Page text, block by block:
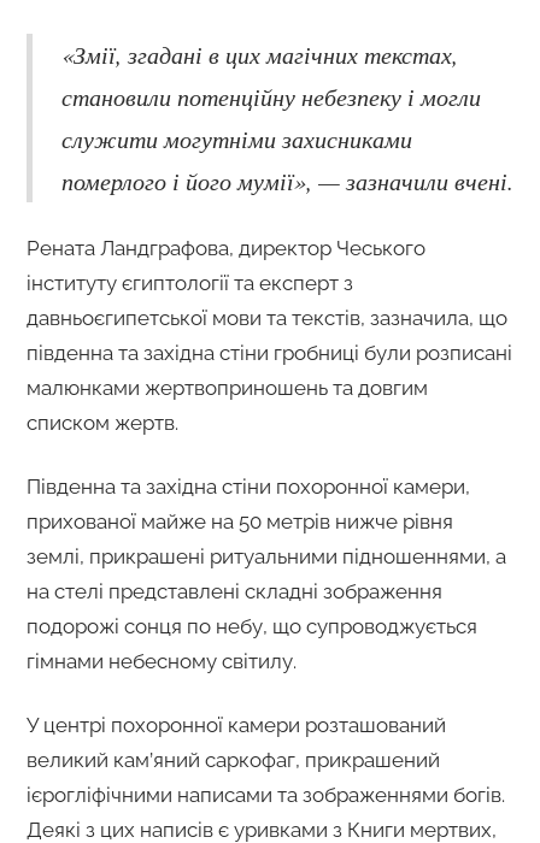
«Змії, згадані в цих магічних текстах,
становили потенційну небезпеку і могли
служити могутніми захисниками
померлого і його мумії», — зазначили вчені.
Рената Ландграфова, директор Чеського
інституту єгиптології та експерт з
давньоєгипетської мови та текстів, зазначила, що
південна та західна стіни гробниці були розписані
малюнками жертвоприношень та довгим
списком жертв.
Південна та західна стіни похоронної камери,
прихованої майже на 50 метрів нижче рівня
землі, прикрашені ритуальними підношеннями, а
на стелі представлені складні зображення
подорожі сонця по небу, що супроводжується
гімнами небесному світилу.
У центрі похоронної камери розташований
великий кам’яний саркофаг, прикрашений
ієрогліфічними написами та зображеннями богів.
Деякі з цих написів є уривками з Книги мертвих,